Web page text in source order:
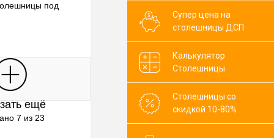
под
корзину
К сравнению
ещё
7 из 23
Супер цена на
столешницы ДСП
Калькулятор
Столешницы
Столешницы со
скидкой 10-80%